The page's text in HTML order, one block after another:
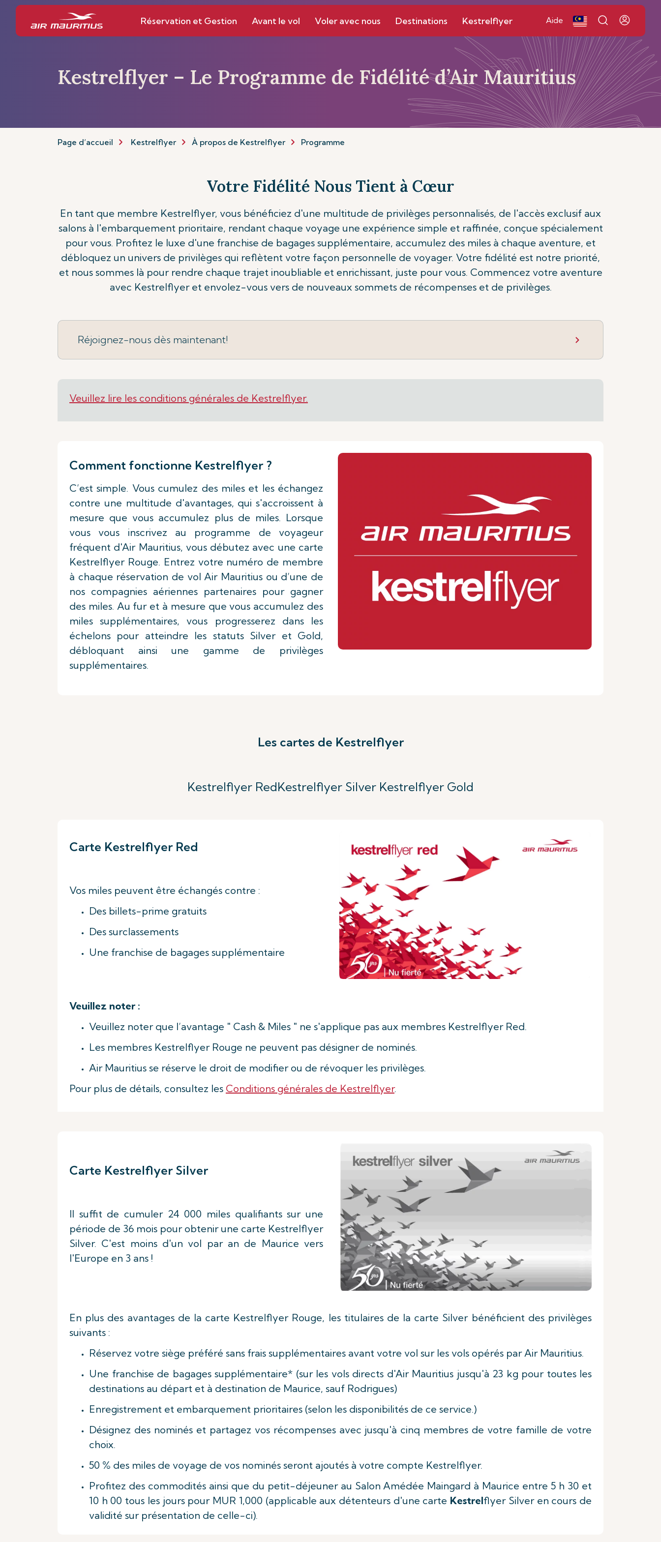
Réservation et Gestion Avant le vol Voler avec nous Destinations Kestrelflyer Aide
Kestrelflyer – Le Programme de Fidélité d’Air Mauritius
Page d’accueil Kestrelflyer À propos de Kestrelflyer Programme
Votre Fidélité Nous Tient à Cœur
En tant que membre Kestrelflyer, vous bénéficiez d'une multitude de privilèges personnalisés, de l'accès exclusif aux
salons à l'embarquement prioritaire, rendant chaque voyage une expérience simple et raffinée, conçue spécialement
pour vous. Profitez le luxe d'une franchise de bagages supplémentaire, accumulez des miles à chaque aventure, et
débloquez un univers de privilèges qui reflètent votre façon personnelle de voyager. Votre fidélité est notre priorité,
et nous sommes là pour rendre chaque trajet inoubliable et enrichissant, juste pour vous. Commencez votre aventure
avec Kestrelflyer et envolez-vous vers de nouveaux sommets de récompenses et de privilèges.
Réjoignez-nous dès maintenant!
Veuillez lire les conditions générales de Kestrelflyer.
Comment fonctionne Kestrelflyer ?
C’est simple. Vous cumulez des miles et les échangez
contre une multitude d'avantages, qui s'accroissent à
mesure que vous accumulez plus de miles. Lorsque
vous vous inscrivez au programme de voyageur
fréquent d'Air Mauritius, vous débutez avec une carte
Kestrelflyer Rouge. Entrez votre numéro de membre
à chaque réservation de vol Air Mauritius ou d’une de
nos compagnies aériennes partenaires pour gagner
des miles. Au fur et à mesure que vous accumulez des
miles supplémentaires, vous progresserez dans les
échelons pour atteindre les statuts Silver et Gold,
débloquant ainsi une gamme de privilèges
supplémentaires.
Les cartes de Kestrelflyer
Kestrelflyer RedKestrelflyer Silver Kestrelflyer Gold
Carte Kestrelflyer Red
Vos miles peuvent être échangés contre :
Des billets-prime gratuits
Des surclassements
Une franchise de bagages supplémentaire
Veuillez noter :
Veuillez noter que l’avantage " Cash & Miles " ne s'applique pas aux membres Kestrelflyer Red.
Les membres Kestrelflyer Rouge ne peuvent pas désigner de nominés.
Air Mauritius se réserve le droit de modifier ou de révoquer les privilèges.
Pour plus de détails, consultez les Conditions générales de Kestrelflyer.
Carte Kestrelflyer Silver
Il suffit de cumuler 24 000 miles qualifiants sur une
période de 36 mois pour obtenir une carte Kestrelflyer
Silver. C'est moins d'un vol par an de Maurice vers
l'Europe en 3 ans !
En plus des avantages de la carte Kestrelflyer Rouge, les titulaires de la carte Silver bénéficient des privilèges
suivants :
Réservez votre siège préféré sans frais supplémentaires avant votre vol sur les vols opérés par Air Mauritius.
Une franchise de bagages supplémentaire* (sur les vols directs d'Air Mauritius jusqu'à 23 kg pour toutes les
destinations au départ et à destination de Maurice, sauf Rodrigues)
Enregistrement et embarquement prioritaires (selon les disponibilités de ce service.)
Désignez des nominés et partagez vos récompenses avec jusqu'à cinq membres de votre famille de votre
choix.
50 % des miles de voyage de vos nominés seront ajoutés à votre compte Kestrelflyer.
Profitez des commodités ainsi que du petit-déjeuner au Salon Amédée Maingard à Maurice entre 5 h 30 et
10 h 00 tous les jours pour MUR 1,000 (applicable aux détenteurs d'une carte Kestrelflyer Silver en cours de
validité sur présentation de celle-ci).